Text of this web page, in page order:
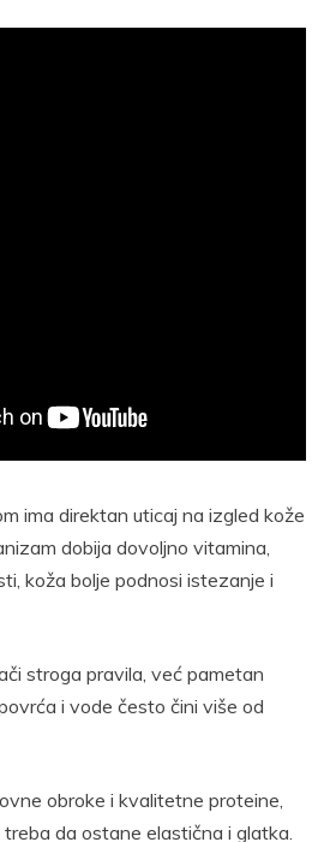
ima direktan uticaj na izgled kože
dobija dovoljno vitamina,
koža bolje podnosi istezanje i
stroga pravila, već pametan
i vode često čini više od
obroke i kvalitetne proteine,
da ostane elastična i glatka.